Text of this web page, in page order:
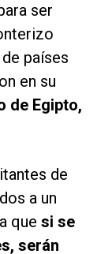
ser
países
en su
de Egipto,
de
a un
que si se
serán